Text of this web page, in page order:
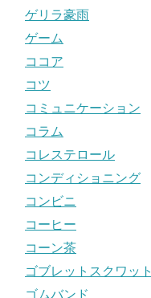
ゲリラ豪雨
ゲーム
ココア
コツ
コミュニケーション
コラム
コレステロール
コンディショニング
コンビニ
コーヒー
コーン茶
ゴブレットスクワット
ゴムバンド